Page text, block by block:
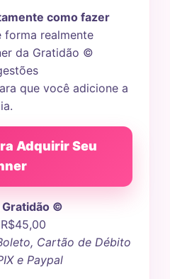
como fazer
forma realmente
da Gratidão ©
que você adicione a
Adquirir Seu
Gratidão ©
Cartão de Débito
e Paypal